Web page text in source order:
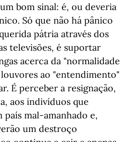
bom sinal: é, ou deveria
Só que não há pânico
pátria através dos
televisões, é suportar
acerca da "normalidade
ao "entendimento"
É perceber a resignação,
aos indivíduos que
mal-amanhado e,
um destroço